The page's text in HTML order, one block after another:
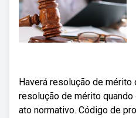
Haverá resolução de mérito
resolução de mérito
ato normativo. Código de